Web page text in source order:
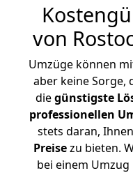
von
Umzüge können
aber keine Sorge,
diegünstigste
professionellen
stets daran, Ihnen
Preisezu bieten.
bei einem